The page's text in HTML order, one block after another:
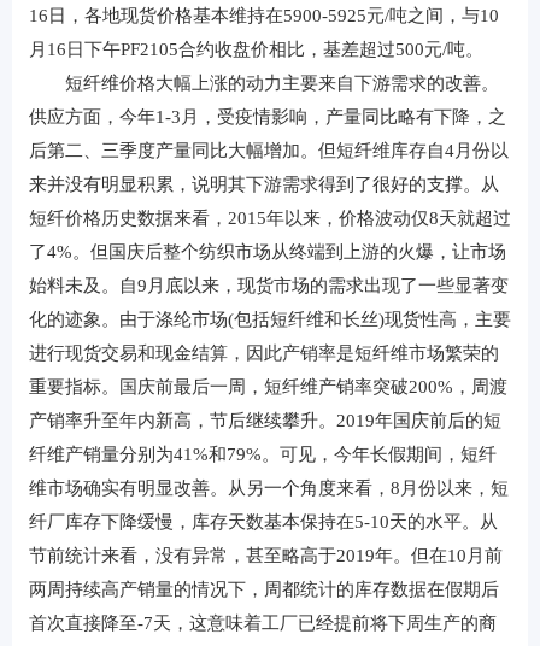
16日，各地现货价格基本维持在5900-5925元/吨之间，与10
月16日下午PF2105合约收盘价相比，基差超过500元/吨。
短纤维价格大幅上涨的动力主要来自下游需求的改善。
供应方面，今年1-3月，受疫情影响，产量同比略有下降，之
后第二、三季度产量同比大幅增加。但短纤维库存自4月份以
来并没有明显积累，说明其下游需求得到了很好的支撑。从
短纤价格历史数据来看，2015年以来，价格波动仅8天就超过
了4%。但国庆后整个纺织市场从终端到上游的火爆，让市场
始料未及。自9月底以来，现货市场的需求出现了一些显著变
化的迹象。由于涤纶市场(包括短纤维和长丝)现货性高，主要
进行现货交易和现金结算，因此产销率是短纤维市场繁荣的
重要指标。国庆前最后一周，短纤维产销率突破200%，周渡
产销率升至年内新高，节后继续攀升。2019年国庆前后的短
纤维产销量分别为41%和79%。可见，今年长假期间，短纤
维市场确实有明显改善。从另一个角度来看，8月份以来，短
纤厂库存下降缓慢，库存天数基本保持在5-10天的水平。从
节前统计来看，没有异常，甚至略高于2019年。但在10月前
两周持续高产销量的情况下，周都统计的库存数据在假期后
首次直接降至-7天，这意味着工厂已经提前将下周生产的商